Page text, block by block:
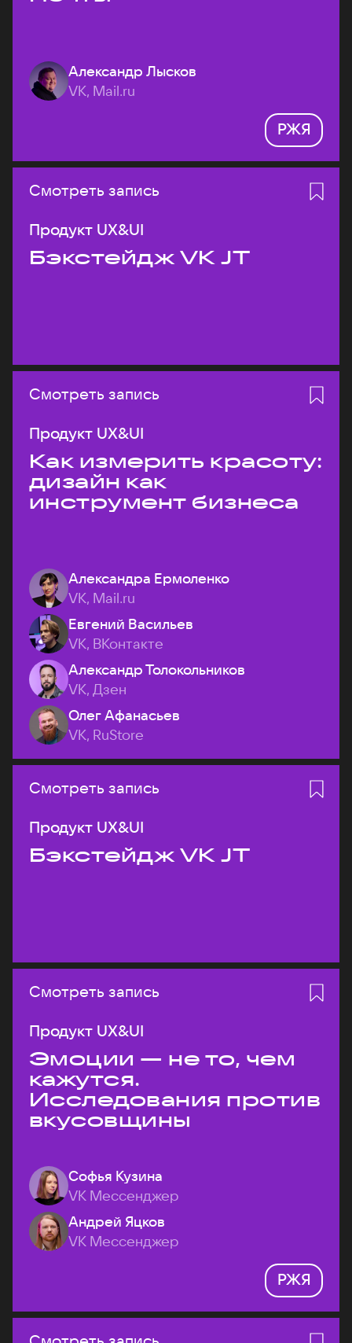
Александр Лысков
VK, Mail.ru
РЖЯ
Смотреть запись
Продукт UX&UI
Бэкстейдж VK JT
Смотреть запись
Продукт UX&UI
Как измерить красоту:
дизайн как
инструмент бизнеса
Александра Ермоленко
VK, Mail.ru
Евгений Васильев
VK, ВКонтакте
Александр Толокольников
VK, Дзен
Олег Афанасьев
VK, RuStore
Смотреть запись
Продукт UX&UI
Бэкстейдж VK JT
Смотреть запись
Продукт UX&UI
Эмоции — не то, чем
кажутся.
Исследования против
вкусовщины
Софья Кузина
VK Мессенджер
Андрей Яцков
VK Мессенджер
РЖЯ